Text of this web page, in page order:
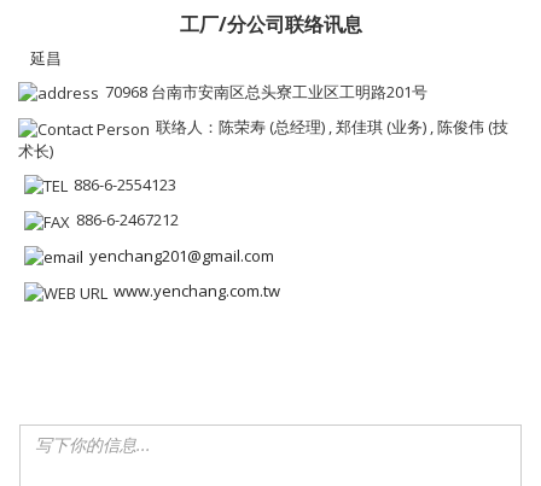
工厂/分公司联络讯息
延昌
70968 台南市安南区总头寮工业区工明路201号
联络人：陈荣寿 (总经理) , 郑佳琪 (业务) , 陈俊伟 (技
术长)
886-6-2554123
886-6-2467212
yenchang201@gmail.com
www.yenchang.com.tw